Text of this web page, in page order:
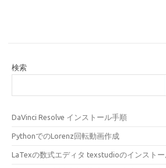
検索
DaVinci Resolve インストール手順
PythonでのLorenz回転動画作成
LaTexの数式エディタ texstudioのインスト